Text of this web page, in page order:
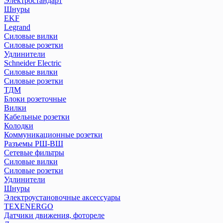
Реле контроля уровня серии РКУ
Реле контроля фаз/напряжения
Реле промежуточные РЭК и разъемы РРМ
Реле температуры серии РТ
Розетки и звонки на DIN-рейку
Рубильники модульные РМ
Рубильники модульные РМВ
Рубильники РКН
Рубильники РПБ
Рубильники РПС
Устройства автоматического ввода резерва АВР
Устройства защитного отклющения розеточные
ПЕРЕЙТИ В РАЗДЕЛ
Шнуры
EKF
Legrand
Силовые вилки
Силовые розетки
Удлинители
Schneider Electric
Силовые вилки
Силовые розетки
ТДМ
Блоки розеточные
Вилки
Кабельные розетки
Колодки
Коммуникационные розетки
Разъемы РШ-ВШ
Сетевые фильтры
Силовые вилки
Силовые розетки
Удлинители
Шнуры
Электроустановочные аксессуары
TEXENERGO
Датчики движения, фотореле